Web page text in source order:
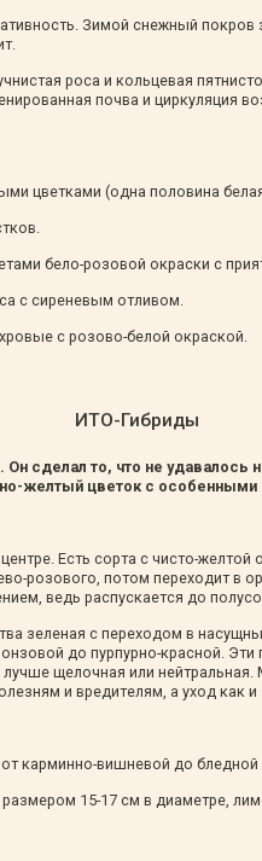
Зимой снежный
роса и кольцевая
почва и циркуляция
цветками (одна половина
бело-розовой окраски с
с сиреневым отливом.
с розово-белой окраской.
ИТО-Гибриды
сделал то, что не удавалось
желтый цветок с особенными
Есть сорта с чисто-желтой
розового, потом переходит в
ведь распускается до
зеленая с переходом в
до пурпурно-красной.
щелочная или
и вредителям, а уход как
карминно-вишневой до
15-17 см в диаметре,